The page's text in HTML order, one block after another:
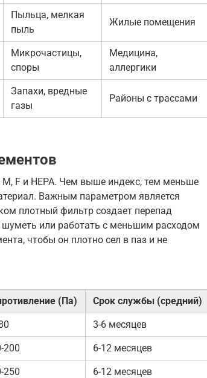
Пыльца, мелкая
пыль
Жилые помещения
Микрочастицы,
споры
Медицина,
аллергики
Запахи, вредные
газы
Районы с трассами
F и HEPA. Чем выше индекс, тем меньше
Важным параметром является
плотный фильтр создает перепад
шуметь или работать с меньшим расходом
чтобы он плотно сел в паз и не
(Па) Срок службы (средний)
3-6 месяцев
200 6-12 месяцев
250 6-12 месяцев